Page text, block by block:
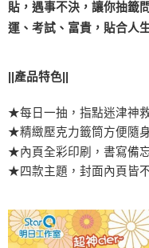
貼，遇事不決，讓你抽籤
運、考試、富貴，貼合人
||產品特色||
★每日一抽，指點迷津神
★精緻壓克力籤筒方便隨
★內頁全彩印刷，書寫備
★四款主題，封面內頁皆